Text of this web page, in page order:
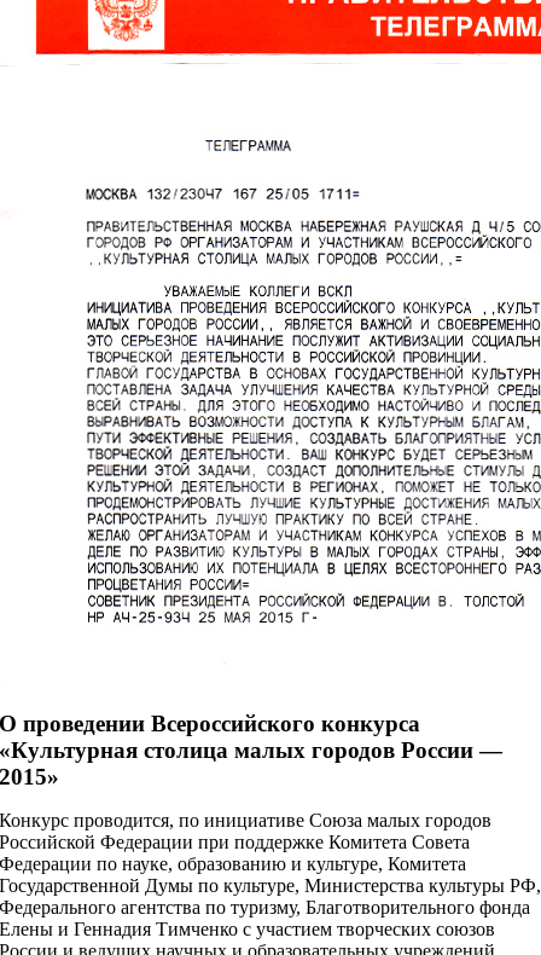
О проведении Всероссийского конкурса
«Культурная столица малых городов России —
2015»
Конкурс проводится, по инициативе Союза малых городов
Российской Федерации при поддержке Комитета Совета
Федерации по науке, образованию и культуре, Комитета
Государственной Думы по культуре, Министерства культуры РФ,
Федерального агентства по туризму, Благотворительного фонда
Елены и Геннадия Тимченко с участием творческих союзов